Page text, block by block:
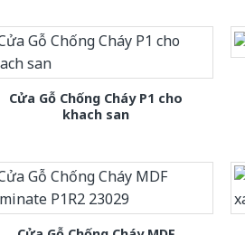
Cửa Gỗ Chống Cháy P1 cho
khach san